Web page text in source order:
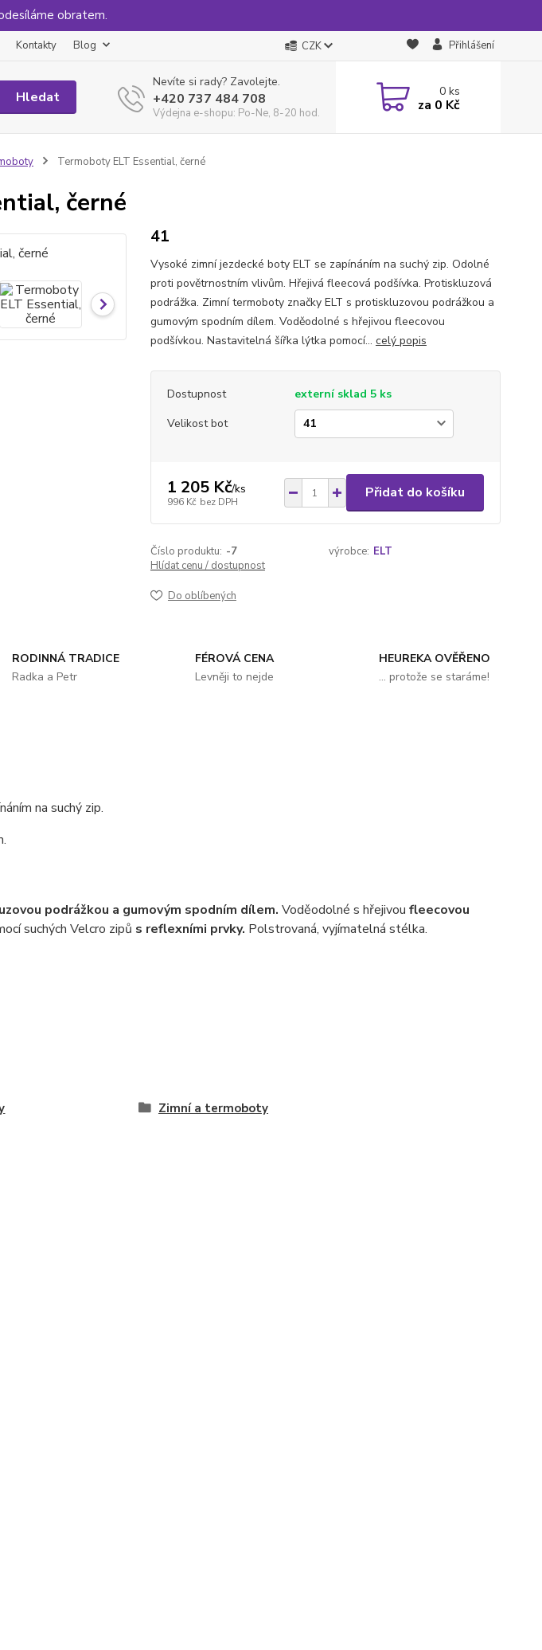
obratem.
Kontakty Blog CZK Přihlášení
Hledat
Nevíte si rady? Zavolejte.
+420 737 484 708
Výdejna e-shopu: Po-Ne, 8-20 hod.
0ks
za 0 Kč
Termoboty ELT Essential, černé
černé
41
Vysoké zimní jezdecké boty ELT se zapínáním na suchý zip. Odolné
proti povětrnostním vlivům. Hřejivá fleecová podšívka. Protiskluzová
podrážka. Zimní termoboty značky ELT s protiskluzovou podrážkou a
gumovým spodním dílem. Voděodolné s hřejivou fleecovou
podšívkou. Nastavitelná šířka lýtka pomocí... celý popis
Dostupnost
externí sklad 5 ks
Velikost bot
1 205 Kč/ks
996 Kč bez DPH
Přidat do košíku
Číslo produktu: -7 výrobce: ELT
Hlídat cenu / dostupnost
Do oblíbených
RODINNÁ TRADICE
Radka a Petr
FÉROVÁ CENA
Levněji to nejde
HEUREKA OVĚŘENO
... protože se staráme!
na suchý zip.
podrážkou a gumovým spodním dílem. Voděodolné s hřejivou fleecovou
suchých Velcro zipů s reflexními prvky. Polstrovaná, vyjímatelná stélka.
Zimní a termoboty